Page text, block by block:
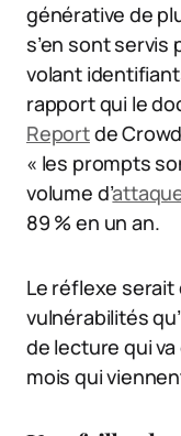
générative de
s’en sont
volant
rapport qui le
Reportde
« les prompts
volume d’
89 % en un an.
Le réflexe serait
vulnérabilités
de lecture qui
mois qui